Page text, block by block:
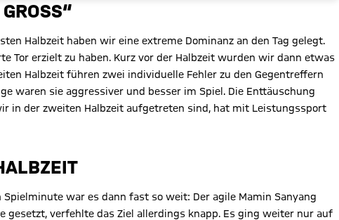
Halbzeit haben wir eine extreme Dominanz an den Tag gelegt.
Tor erzielt zu haben. Kurz vor der Halbzeit wurden wir dann etwas
Halbzeit führen zwei individuelle Fehler zu den Gegentreffern
waren sie aggressiver und besser im Spiel. Die Enttäuschung
in der zweiten Halbzeit aufgetreten sind, hat mit Leistungssport
war es dann fast so weit: Der agile Mamin Sanyang
gesetzt, verfehlte das Ziel allerdings knapp. Es ging weiter nur auf